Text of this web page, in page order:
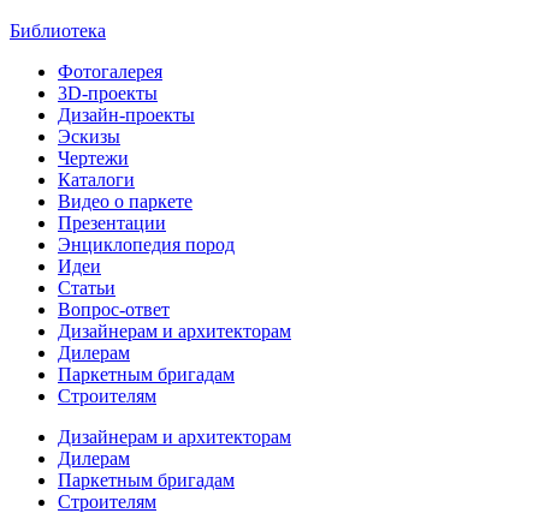
Библиотека
Фотогалерея
3D-проекты
Дизайн-проекты
Эскизы
Чертежи
Каталоги
Видео о паркете
Презентации
Энциклопедия пород
Идеи
Статьи
Вопрос-ответ
Дизайнерам и архитекторам
Дилерам
Паркетным бригадам
Строителям
Дизайнерам и архитекторам
Дилерам
Паркетным бригадам
Строителям